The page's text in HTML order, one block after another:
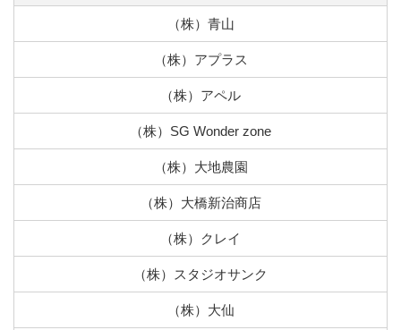
（株）青山
（株）アプラス
（株）アペル
（株）SG Wonder zone
（株）大地農園
（株）大橋新治商店
（株）クレイ
（株）スタジオサンク
（株）大仙